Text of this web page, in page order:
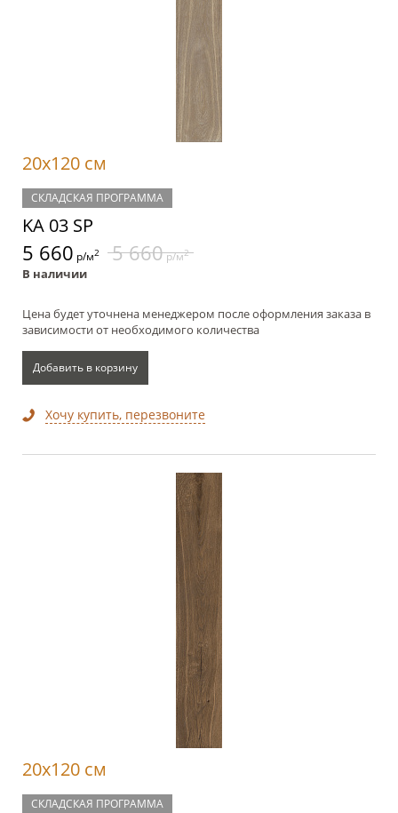
20x120 см
СКЛАДСКАЯ ПРОГРАММА
KA 03 SP
5 660 р/м2 5 660р/м2
В наличии
Цена будет уточнена менеджером после оформления заказа в
зависимости от необходимого количества
Добавить в корзину
Хочу купить, перезвоните
20x120 см
СКЛАДСКАЯ ПРОГРАММА